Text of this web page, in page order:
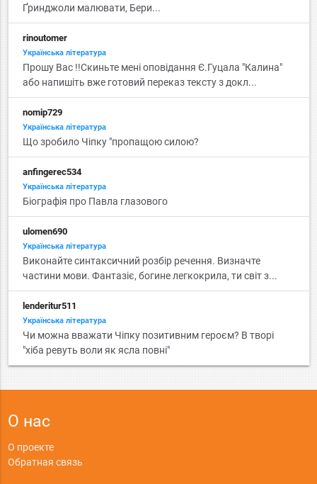
Ґринджоли малювати, Бери...
rinoutomer
Українська література
Прошу Вас !!Скиньте мені оповідання Є.Гуцала "Калина"
або напишіть вже готовий переказ тексту з докл...
nomip729
Українська література
Що зробило Чіпку "пропащою силою?
anfingerec534
Українська література
Біографія про Павла глазового
ulomen690
Українська література
Виконайте синтаксичний розбір речення. Визначте
частини мови. Фантазіє, богине легкокрила, ти світ з...
lenderitur511
Українська література
Чи можна вважати Чіпку позитивним героєм? В творі
"хіба ревуть воли як ясла повні"
О нас
О проекте
Обратная связь